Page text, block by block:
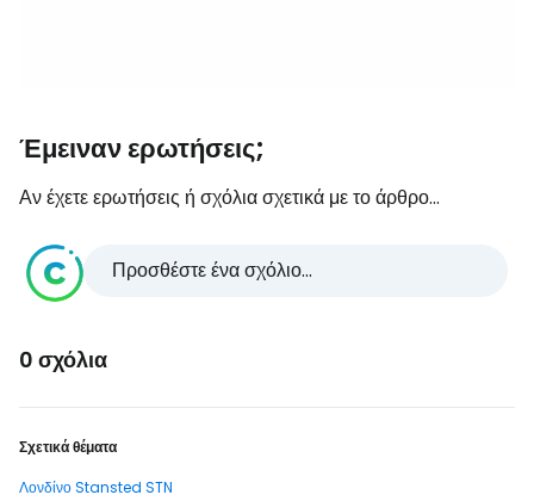
Έμειναν ερωτήσεις;
Αν έχετε ερωτήσεις ή σχόλια σχετικά με το άρθρο...
Προσθέστε ένα σχόλιο...
0 σχόλια
Σχετικά θέματα
Λονδίνο Stansted STN